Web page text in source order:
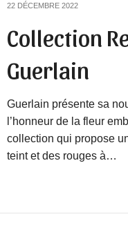
22 DÉCEMBRE 2022
Collection
Guerlain
Guerlain présente sa
l’honneur de la fleur
collection qui propose
teint et des rouges à…